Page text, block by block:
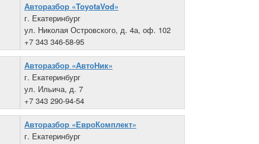
Авторазбор «ToyotaVod»
г. Екатеринбург
ул. Николая Островского, д. 4а, оф. 102
+7 343 346-58-95
Авторазбор «АвтоНик»
г. Екатеринбург
ул. Ильича, д. 7
+7 343 290-94-54
Авторазбор «ЕвроКомплект»
г. Екатеринбург